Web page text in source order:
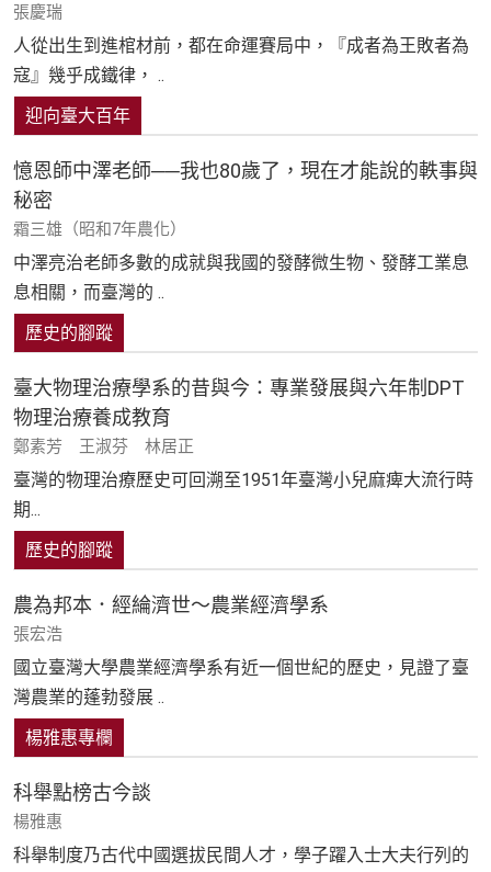
張慶瑞
人從出生到進棺材前，都在命運賽局中，『成者為王敗者為
寇』幾乎成鐵律， ..
迎向臺大百年
憶恩師中澤老師──我也80歲了，現在才能說的軼事與
秘密
霜三雄（昭和7年農化）
中澤亮治老師多數的成就與我國的發酵微生物、發酵工業息
息相關，而臺灣的 ..
歷史的腳蹤
臺大物理治療學系的昔與今：專業發展與六年制DPT
物理治療養成教育
鄭素芳 王淑芬 林居正
臺灣的物理治療歷史可回溯至1951年臺灣小兒麻痺大流行時
期...
歷史的腳蹤
農為邦本．經綸濟世～農業經濟學系
張宏浩
國立臺灣大學農業經濟學系有近一個世紀的歷史，見證了臺
灣農業的蓬勃發展 ..
楊雅惠專欄
科舉點榜古今談
楊雅惠
科舉制度乃古代中國選拔民間人才，學子躍入士大夫行列的